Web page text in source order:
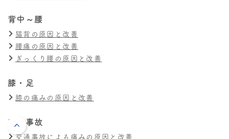
背中～腰
猫背の原因と改善
腰痛の原因と改善
ぎっくり腰の原因と改善
膝・足
膝の痛みの原因と改善
交通事故
交通事故による痛みの原因と改善